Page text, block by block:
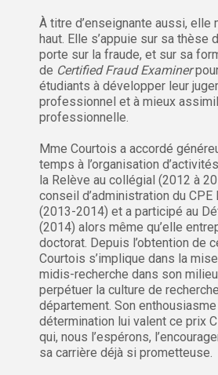
À titre d’enseignante aussi, elle
haut. Elle s’appuie sur sa thèse
porte sur la fraude, et sur sa
de Certified Fraud Examiner
étudiants à développer leur
professionnel et à mieux
professionnelle.
Mme Courtois a accordé
temps à l’organisation
la Relève au collégial (2012 à
conseil d’administration du CPE
(2013-2014) et a participé au
(2014) alors même qu’elle
doctorat. Depuis l’obtention de
Courtois s’implique dans la
midis-recherche dans son
perpétuer la culture de
département. Son
détermination lui valent ce prix
qui, nous l’espérons,
sa carrière déjà si prometteuse.